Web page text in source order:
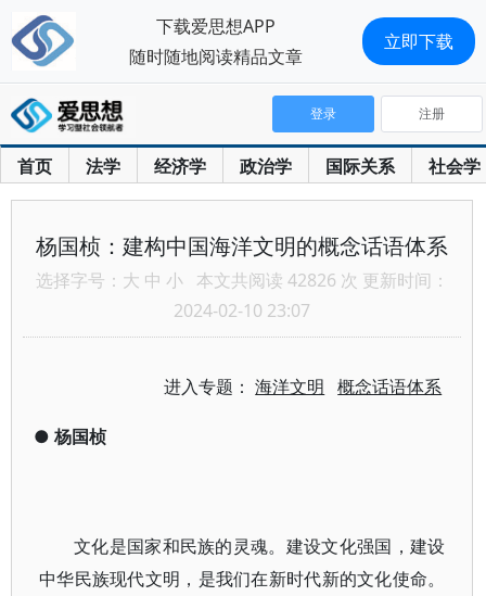
首页 法学 经济学 政治学 国际关系 社会学
登录 注册
杨国桢：建构中国海洋文明的概念话语体系
选择字号： 大 中 小 本文共阅读 42826 次 更新时间：
2024-02-10 23:07
进入专题：海洋文明 概念话语体系
● 杨国桢
文化是国家和民族的灵魂。建设文化强国，建设
中华民族现代文明，是我们在新时代新的文化使命。
下载爱思想APP
随时随地阅读精品文章
立即下载